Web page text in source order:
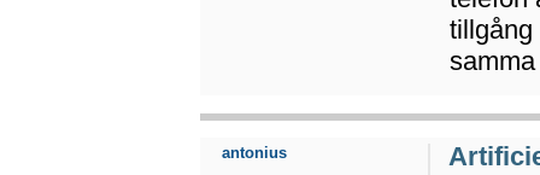
tillgång
antonius